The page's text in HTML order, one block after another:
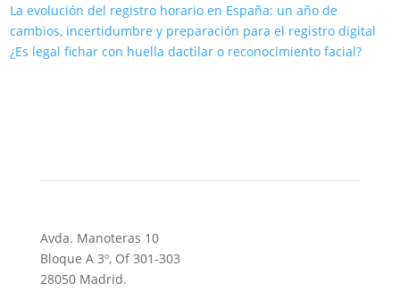
La evolución del registro horario en España: un año de
cambios, incertidumbre y preparación para el registro digital
¿Es legal fichar con huella dactilar o reconocimiento facial?
Avda. Manoteras 10
Bloque A 3º, Of 301-303
28050 Madrid.